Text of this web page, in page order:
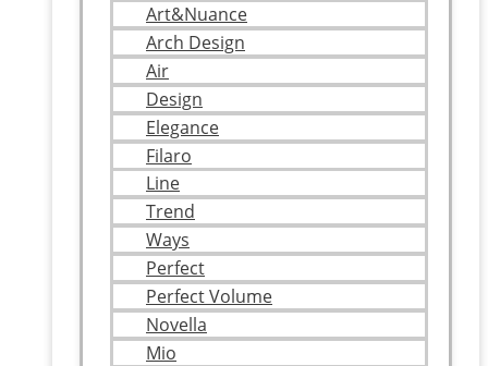
Art&Nuance
Arch Design
Air
Design
Elegance
Filaro
Line
Trend
Ways
Perfect
Perfect Volume
Novella
Mio